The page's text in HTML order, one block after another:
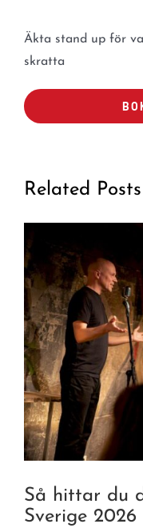
Äkta stand up för
skratta
Related Posts
Så hittar du
Sverige 2026